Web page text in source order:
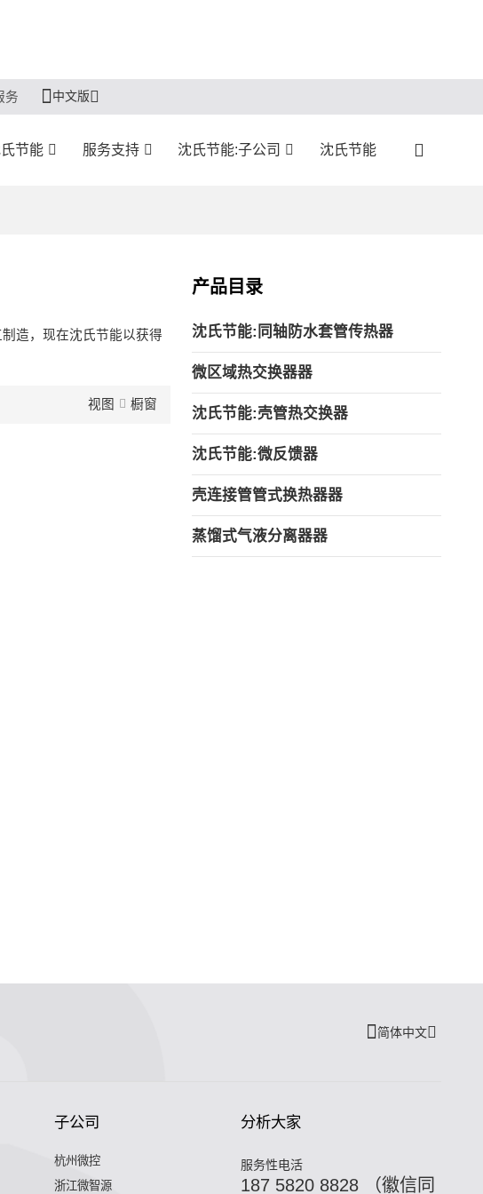
务 中文版
节能 服务支持 沈氏节能:子公司 沈氏节能
造，现在沈氏节能以获得
视图 橱窗
产品目录
沈氏节能:同轴防水套管传热器
微区域热交换器器
沈氏节能:壳管热交换器
沈氏节能:微反馈器
壳连接管管式换热器器
蒸馏式气液分离器器
简体中文
子公司
杭州微控
浙江微智源
分析大家
服务性电活
187 5820 8828 （徽信同